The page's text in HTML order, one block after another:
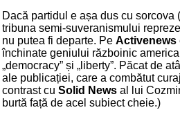
Dacă partidul e așa dus cu
tribuna semi-suveranismului
nu putea fi departe. Pe Activenews
închinate geniului războinic
„democracy” și „liberty”. Păcat de
ale publicației, care a combătut
contrast cu Solid News al lui
burtă față de acel subiect cheie.)